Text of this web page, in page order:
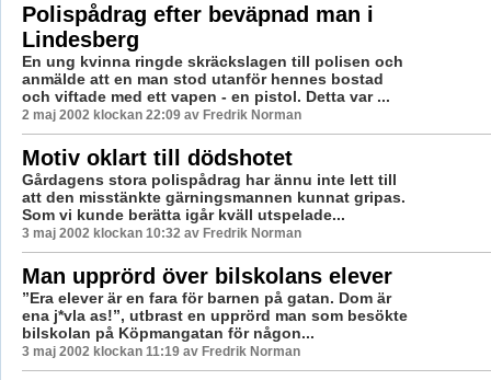
Polispådrag efter beväpnad man i
Lindesberg
En ung kvinna ringde skräckslagen till polisen och
anmälde att en man stod utanför hennes bostad
och viftade med ett vapen - en pistol. Detta var ...
2 maj 2002 klockan 22:09 av Fredrik Norman
Motiv oklart till dödshotet
Gårdagens stora polispådrag har ännu inte lett till
att den misstänkte gärningsmannen kunnat gripas.
Som vi kunde berätta igår kväll utspelade...
3 maj 2002 klockan 10:32 av Fredrik Norman
Man upprörd över bilskolans elever
”Era elever är en fara för barnen på gatan. Dom är
ena j*vla as!”, utbrast en upprörd man som besökte
bilskolan på Köpmangatan för någon...
3 maj 2002 klockan 11:19 av Fredrik Norman